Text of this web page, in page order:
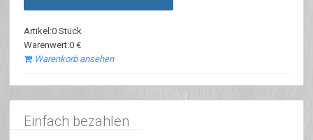
Artikel:0 Stück
Warenwert:0 €
Warenkorb ansehen
Einfach bezahlen